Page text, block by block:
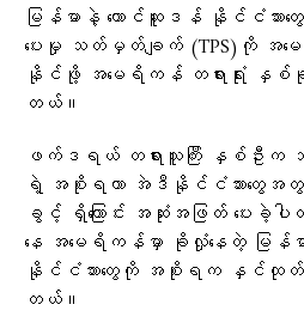
မြန်မာနဲ့ တောင်ဆူဒန် နိုင်ငံသာ
ပေးမှု သတ်မှတ်ချက် (TPS)ကို
နိုင်ဖို့ အမေရိကန် တရားရုံး နှစ်
တယ်။
ဖက်ဒရယ် တရားသူကြီး နှစ်ဦး
ရဲ့ အစိုးရဟာ အဲဒီနိုင်ငံသားတွေ
ခွင့် ရှိကြောင်း အဆုံးအဖြတ် ပေးခဲ့ပါ
နေ အမေရိကန်မှာ ခိုလှုံနေတဲ့ မြန်
နိုင်ငံသားတွေကို အစိုးရက နှင်
တယ်။